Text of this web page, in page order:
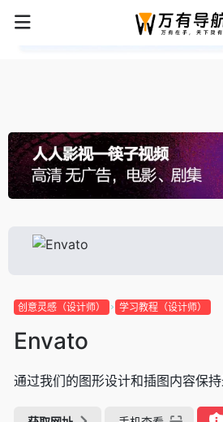
创意灵感（设计师） 学习教程（设计师）
Envato
通过我们的图形设计和插图内容保